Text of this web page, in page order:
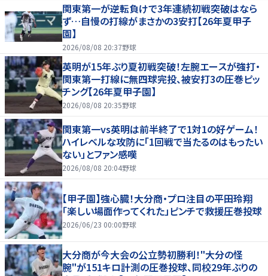
関東第一が逆転負けで3年連続初戦突破はなら
ず…自慢の打線がまさかの3安打【26年夏甲子
園】
2026/08/08 20:37野球
英明が15年ぶり夏初戦突破！左腕エースが強打・
関東第一打線に無四球完投、被安打3の圧巻ピッ
チング【26年夏甲子園】
2026/08/08 20:35野球
関東第一vs英明は前半終了で1対1の好ゲーム！
ハイレベルな攻防に「1回戦で当たるのはもったい
ない」とファン感嘆
2026/08/08 20:04野球
【甲子園】強心臓！大分商・プロ注目の平田玲翔
「楽しい場面作ってくれた」ピンチで救援圧巻投球
2026/06/23 00:00野球
大分商が今大会の公立勢初勝利！"大分の怪
腕"が151キロ計測の圧巻投球、同校29年ぶりの